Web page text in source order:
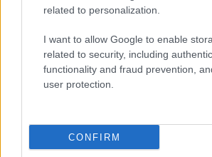
related to personalization.
I want to allow Google to enable
related to security, including
functionality and fraud prevention,
user protection.
CONFIRM
finomabb, a fizetés magasabb, de